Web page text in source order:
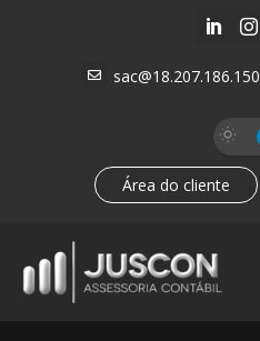
 
 sac@18.207.186.150
Área do cliente